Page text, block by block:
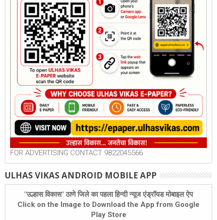
FOR ADVERTISING CONTACT 9822045566
ULHAS VIKAS ANDROID MOBILE APP
"उल्हास विकास" ठाणे जिले का पहला हिन्दी न्यूज एंड्रॉयड मोबाइल ऐप
Click on the Image to Download the App from Google
Play Store